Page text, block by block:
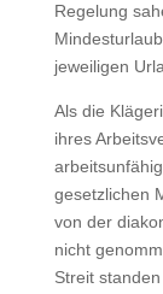
Regelung
jeweiligen
Als die
ihres
gesetzlichen
von der
nicht
Streit